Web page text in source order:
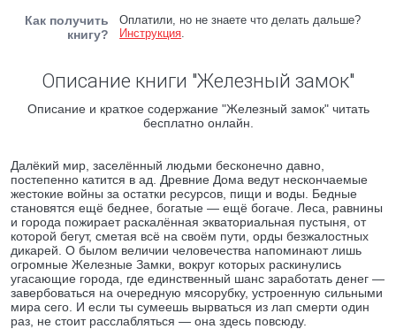
Как получить
книгу?
Оплатили, но не знаете что делать дальше?
Инструкция.
Описание книги "Железный замок"
Описание и краткое содержание "Железный замок" читать
бесплатно онлайн.
Далёкий мир, заселённый людьми бесконечно давно,
постепенно катится в ад. Древние Дома ведут нескончаемые
жестокие войны за остатки ресурсов, пищи и воды. Бедные
становятся ещё беднее, богатые — ещё богаче. Леса, равнины
и города пожирает раскалённая экваториальная пустыня, от
которой бегут, сметая всё на своём пути, орды безжалостных
дикарей. О былом величии человечества напоминают лишь
огромные Железные Замки, вокруг которых раскинулись
угасающие города, где единственный шанс заработать денег —
завербоваться на очередную мясорубку, устроенную сильными
мира сего. И если ты сумеешь вырваться из лап смерти один
раз, не стоит расслабляться — она здесь повсюду.